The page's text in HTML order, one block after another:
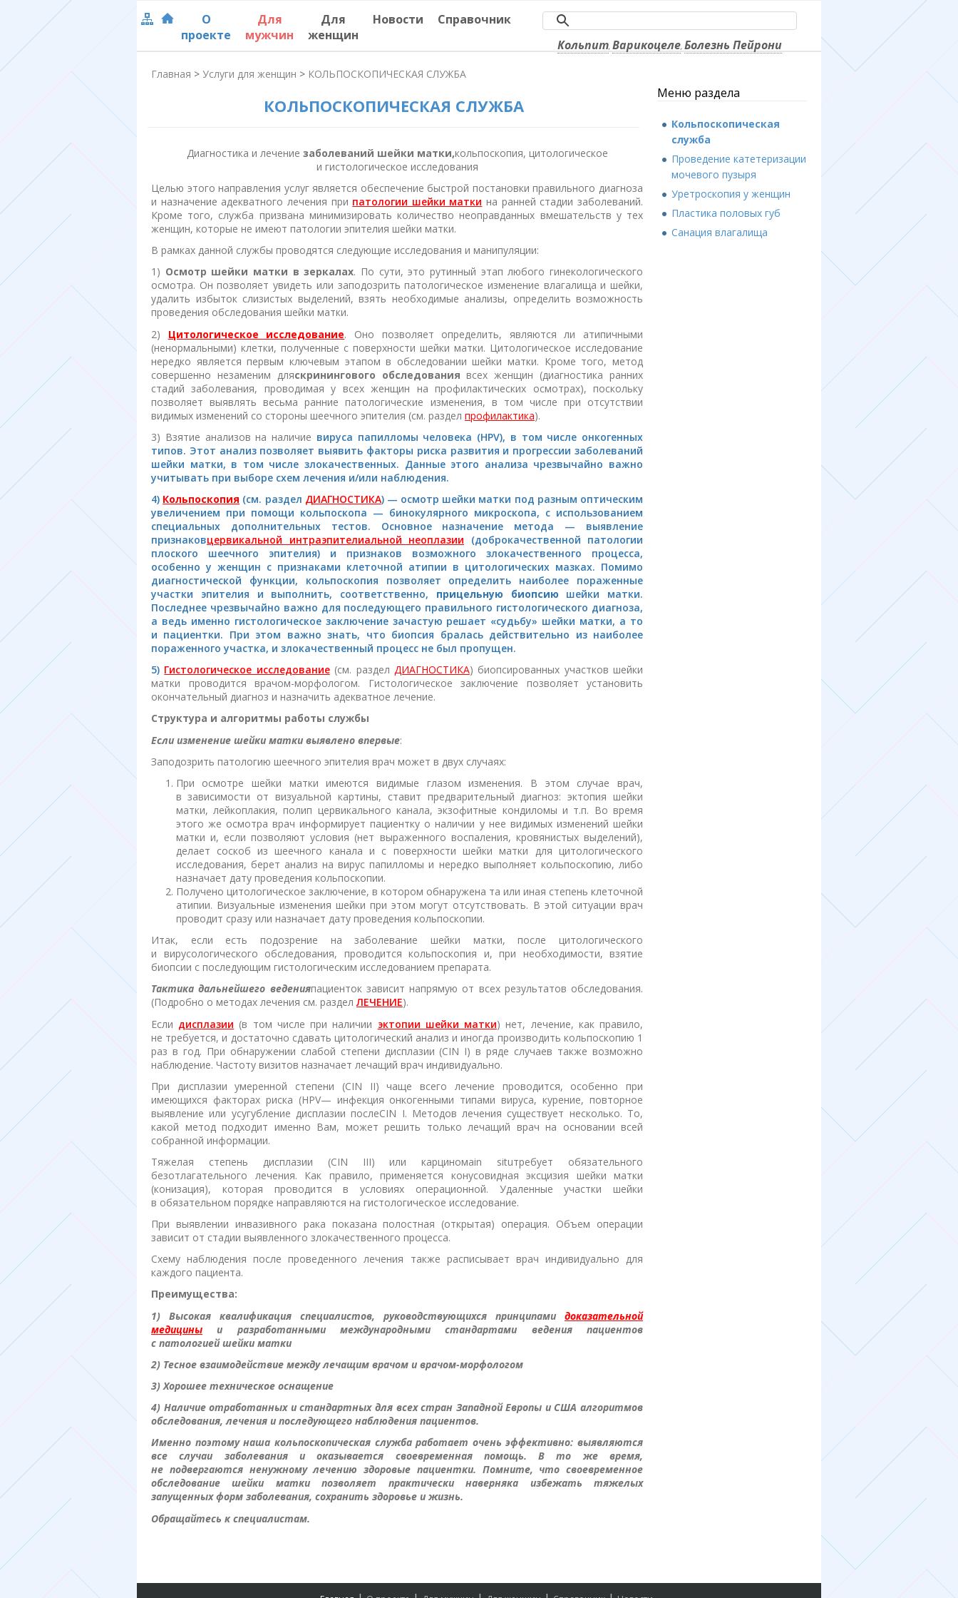
О
проекте
Для
мужчин
Для
женщин
Новости
Справочник
Кольпит, Варикоцеле, Болезнь Пейрони
Главная > Услуги для женщин > КОЛЬПОСКОПИЧЕСКАЯ СЛУЖБА
КОЛЬПОСКОПИЧЕСКАЯ СЛУЖБА
Диагностика и лечение заболеваний шейки матки,кольпоскопия, цитологическое
и гистологическое исследования
Целью этого направления услуг является обеспечение быстрой постановки правильного диагноза
и назначение адекватного лечения при патологии шейки матки на ранней стадии заболеваний.
Кроме того, служба призвана минимизировать количество неоправданных вмешательств у тех
женщин, которые не имеют патологии эпителия шейки матки.
В рамках данной службы проводятся следующие исследования и манипуляции:
1) Осмотр шейки матки в зеркалах. По сути, это рутинный этап любого гинекологического
осмотра. Он позволяет увидеть или заподозрить патологическое изменение влагалища и шейки,
удалить избыток слизистых выделений, взять необходимые анализы, определить возможность
проведения обследования шейки матки.
2) Цитологическое исследование. Оно позволяет определить, являются ли атипичными
(ненормальными) клетки, полученные с поверхности шейки матки. Цитологическое исследование
нередко является первым ключевым этапом в обследовании шейки матки. Кроме того, метод
совершенно незаменим дляскринингового обследования всех женщин (диагностика ранних
стадий заболевания, проводимая у всех женщин на профилактических осмотрах), поскольку
позволяет выявлять весьма ранние патологические изменения, в том числе при отсутствии
видимых изменений со стороны шеечного эпителия (см. раздел профилактика).
3) Взятие анализов на наличие вируса папилломы человека (HPV), в том числе онкогенных
типов. Этот анализ позволяет выявить факторы риска развития и прогрессии заболеваний
шейки матки, в том числе злокачественных. Данные этого анализа чрезвычайно важно
учитывать при выборе схем лечения и/или наблюдения.
4) Кольпоскопия (см. раздел ДИАГНОСТИКА) — осмотр шейки матки под разным оптическим
увеличением при помощи кольпоскопа — бинокулярного микроскопа, с использованием
специальных дополнительных тестов. Основное назначение метода — выявление
признаковцервикальной интраэпителиальной неоплазии (доброкачественной патологии
плоского шеечного эпителия) и признаков возможного злокачественного процесса,
особенно у женщин с признаками клеточной атипии в цитологических мазках. Помимо
диагностической функции, кольпоскопия позволяет определить наиболее пораженные
участки эпителия и выполнить, соответственно, прицельную биопсию шейки матки.
Последнее чрезвычайно важно для последующего правильного гистологического диагноза,
а ведь именно гистологическое заключение зачастую решает «судьбу» шейки матки, а то
и пациентки. При этом важно знать, что биопсия бралась действительно из наиболее
пораженного участка, и злокачественный процесс не был пропущен.
5) Гистологическое исследование(см. раздел ДИАГНОСТИКА) биопсированных участков шейки
матки проводится врачом-морфологом. Гистологическое заключение позволяет установить
окончательный диагноз и назначить адекватное лечение.
Структура и алгоритмы работы службы
Если изменение шейки матки выявлено впервые:
Заподозрить патологию шеечного эпителия врач может в двух случаях:
При осмотре шейки матки имеются видимые глазом изменения. В этом случае врач,
в зависимости от визуальной картины, ставит предварительный диагноз: эктопия шейки
матки, лейкоплакия, полип цервикального канала, экзофитные кондиломы и т.п. Во время
этого же осмотра врач информирует пациентку о наличии у нее видимых изменений шейки
матки и, если позволяют условия (нет выраженного воспаления, кровянистых выделений),
делает соскоб из шеечного канала и с поверхности шейки матки для цитологического
исследования, берет анализ на вирус папилломы и нередко выполняет кольпоскопию, либо
назначает дату проведения кольпоскопии.
Получено цитологическое заключение, в котором обнаружена та или иная степень клеточной
атипии. Визуальные изменения шейки при этом могут отсутствовать. В этой ситуации врач
проводит сразу или назначает дату проведения кольпоскопии.
Итак, если есть подозрение на заболевание шейки матки, после цитологического
и вирусологического обследования, проводится кольпоскопия и, при необходимости, взятие
биопсии с последующим гистологическим исследованием препарата.
Тактика дальнейшего веденияпациенток зависит напрямую от всех результатов обследования.
(Подробно о методах лечения см. разделЛЕЧЕНИЕ).
Если дисплазии (в том числе при наличии эктопии шейки матки) нет, лечение, как правило,
не требуется, и достаточно сдавать цитологический анализ и иногда производить кольпоскопию 1
раз в год. При обнаружении слабой степени дисплазии (CIN I) в ряде случаев также возможно
наблюдение. Частоту визитов назначает лечащий врач индивидуально.
При дисплазии умеренной степени (CIN II) чаще всего лечение проводится, особенно при
имеющихся факторах риска (HPV— инфекция онкогенными типами вируса, курение, повторное
выявление или усугубление дисплазии послеCIN I. Методов лечения существует несколько. То,
какой метод подходит именно Вам, может решить только лечащий врач на основании всей
собранной информации.
Тяжелая степень дисплазии (CIN III) или карциномаin situтребует обязательного
безотлагательного лечения. Как правило, применяется конусовидная эксцизия шейки матки
(конизация), которая проводится в условиях операционной. Удаленные участки шейки
в обязательном порядке направляются на гистологическое исследование.
При выявлении инвазивного рака показана полостная (открытая) операция. Объем операции
зависит от стадии выявленного злокачественного процесса.
Схему наблюдения после проведенного лечения также расписывает врач индивидуально для
каждого пациента.
Преимущества:
1) Высокая квалификация специалистов, руководствующихся принципами доказательной
медицины и разработанными международными стандартами ведения пациентов
с патологией шейки матки
2) Тесное взаимодействие между лечащим врачом и врачом-морфологом
3) Хорошее техническое оснащение
4) Наличие отработанных и стандартных для всех стран Западной Европы и США алгоритмов
обследования, лечения и последующего наблюдения пациентов.
Именно поэтому наша кольпоскопическая служба работает очень эффективно: выявляются
все случаи заболевания и оказывается своевременная помощь. В то же время,
не подвергаются ненужному лечению здоровые пациентки. Помните, что своевременное
обследование шейки матки позволяет практически наверняка избежать тяжелых
запущенных форм заболевания, сохранить здоровье и жизнь.
Обращайтесь к специалистам.
Меню раздела
Кольпоскопическая
служба
Проведение катетеризации
мочевого пузыря
Уретроскопия у женщин
Пластика половых губ
Санация влагалища